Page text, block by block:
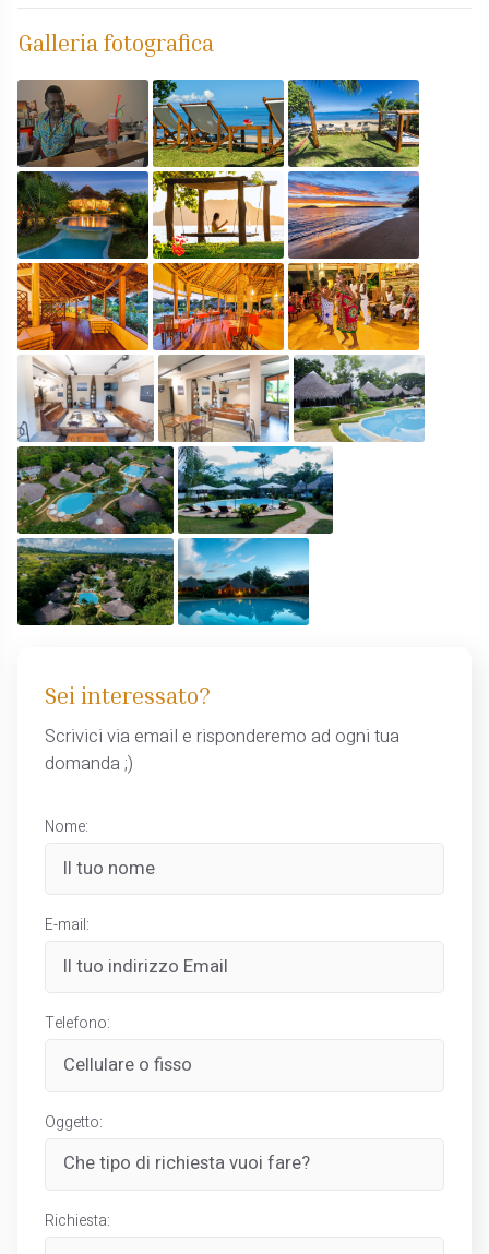
Galleria fotografica
Sei interessato?
Scrivici via email e risponderemo ad ogni tua
domanda ;)
Nome:
E-mail:
Telefono:
Oggetto:
Richiesta: